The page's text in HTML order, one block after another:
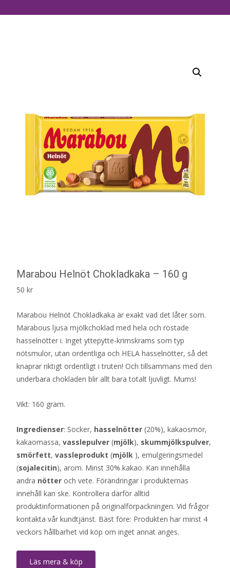
Marabou Helnöt Chokladkaka – 160 g
50 kr
Marabou Helnöt Chokladkaka är exakt vad det låter som.
Marabous ljusa mjölkchoklad med hela och rostade
hasselnötter i. Inget yttepytte-krimskrams som typ
nötsmulor, utan ordentliga och HELA hasselnötter, så det
knaprar riktigt ordentligt i truten! Och tillsammans med den
underbara chokladen blir allt bara totalt ljuvligt. Mums!
Vikt: 160 gram.
Ingredienser: Socker, hasselnötter (20%), kakaosmör,
kakaomassa, vasslepulver (mjölk), skummjölkspulver,
smörfett, vassleprodukt (mjölk ), emulgeringsmedel
(sojalecitin), arom. Minst 30% kakao. Kan innehålla
andra nötter och vete. Förändringar i produkternas
innehåll kan ske. Kontrollera därför alltid
produktinformationen på originalförpackningen. Vid frågor
kontakta vår kundtjänst. Bäst före: Produkten har minst 4
veckors hållbarhet vid köp om inget annat anges.
Läs mera & köp